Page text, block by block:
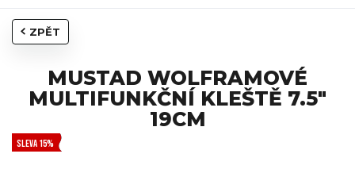
ZPĚT
MUSTAD WOLFRAMOVÉ
MULTIFUNKČNÍ KLEŠTĚ 7.5"
19CM
SLEVA 15%